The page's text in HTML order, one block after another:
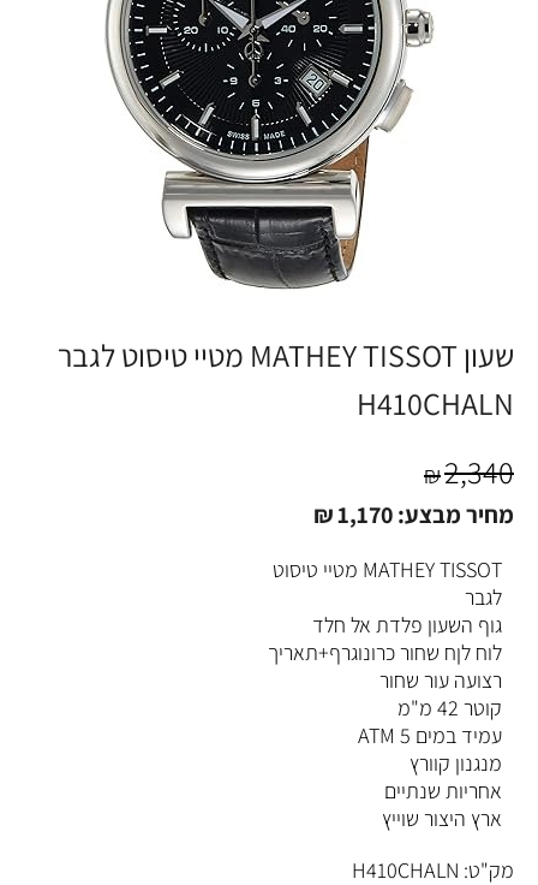
שעון MATHEY TISSOT מטיי טיסוט לגבר
H410CHALN
₪2,340
מחיר מבצע: ₪1,170
MATHEY TISSOT מטיי טיסוט
לגבר
גוף השעון פלדת אל חלד
לוח לןח שחור כרונוגרף+תאריך
רצועה עור שחור
קוטר 42 מ"מ
עמיד במים 5 ATM
מנגנון קוורץ
אחריות שנתיים
ארץ היצור שוייץ
מק"ט: H410CHALN